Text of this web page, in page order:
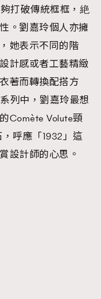
打破傳統框框，絶
。劉嘉玲個人亦擁
她表示不同的階
計感或者工藝精緻
著而轉換配搭方
列中，劉嘉玲最想
Comète Volute頸
呼應「1932」這
設計師的心思。